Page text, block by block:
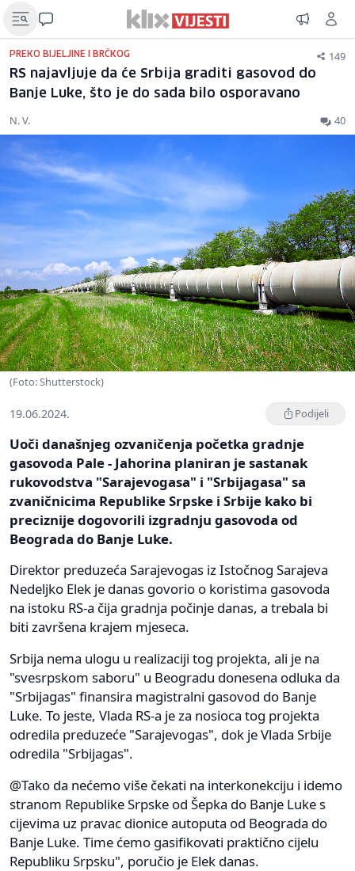
PREKO BIJELJINE I BRČKOG 149
RS najavljuje da će Srbija graditi gasovod do
Banje Luke, što je do sada bilo osporavano
N. V. 40
(Foto: Shutterstock)
19.06.2024. Podijeli
Uoči današnjeg ozvaničenja početka gradnje
gasovoda Pale - Jahorina planiran je sastanak
rukovodstva "Sarajevogasa" i "Srbijagasa" sa
zvaničnicima Republike Srpske i Srbije kako bi
preciznije dogovorili izgradnju gasovoda od
Beograda do Banje Luke.
Direktor preduzeća Sarajevogas iz Istočnog Sarajeva
Nedeljko Elek je danas govorio o koristima gasovoda
na istoku RS-a čija gradnja počinje danas, a trebala bi
biti završena krajem mjeseca.
Srbija nema ulogu u realizaciji tog projekta, ali je na
"svesrpskom saboru" u Beogradu donesena odluka da
"Srbijagas" finansira magistralni gasovod do Banje
Luke. To jeste, Vlada RS-a je za nosioca tog projekta
odredila preduzeće "Sarajevogas", dok je Vlada Srbije
odredila "Srbijagas".
@Tako da nećemo više čekati na interkonekciju i idemo
stranom Republike Srpske od Šepka do Banje Luke s
cijevima uz pravac dionice autoputa od Beograda do
Banje Luke. Time ćemo gasifikovati praktično cijelu
Republiku Srpsku", poručio je Elek danas.